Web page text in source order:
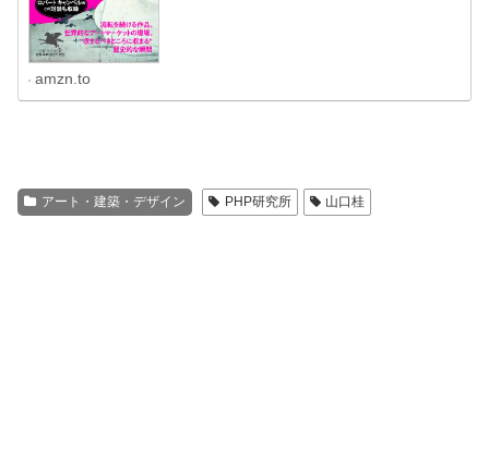
amzn.to
アート・建築・デザイン PHP研究所 山口桂